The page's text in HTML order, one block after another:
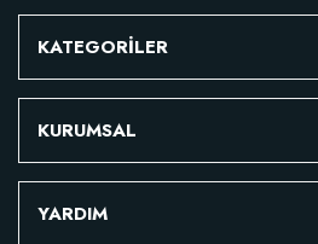
KATEGORİLER
KURUMSAL
YARDIM